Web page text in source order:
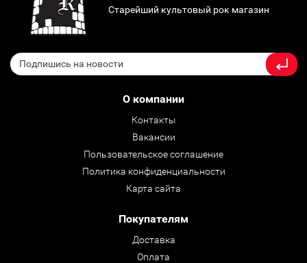
Старейший культовый рок магазин
О компании
Контакты
Вакансии
Пользовательское соглашение
Политика конфиденциальности
Карта сайта
Покупателям
Доставка
Оплата